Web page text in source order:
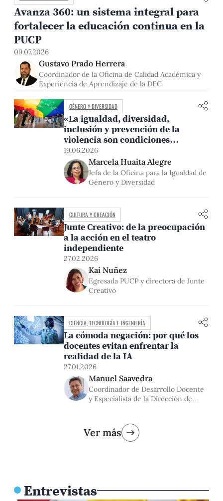
Avanza 360: un sistema integral para
fortalecer la educación continua en la
PUCP
09.07.2026
Gustavo Prado Herrera
Coordinador de la Oficina de Calidad Académica y
Experiencia de Aprendizaje de la DEC
GÉNERO Y DIVERSIDAD
«La igualdad, diversidad,
inclusión y prevención de la
violencia son condiciones
necesarias para que todas las
personas puedan aprender,
participar y desarrollarse
plenamente»
19.06.2026
Marcela Huaita Alegre
Jefa de la Oficina para la Igualdad de
Género y Diversidad
CULTURA Y CREACIÓN
Junte Creativo: de la preocupación
a la acción en el teatro
independiente
27.02.2026
Kai Nuñez
Egresada PUCP y directora de Junte
Creativo
CIENCIA, TECNOLOGÍA E INGENIERÍA
La cómoda negación: por qué los
docentes evitan enfrentar la
realidad de la IA
27.01.2026
Manuel Saavedra
Coordinador de Desarrollo Docente
y Especialista de la Dirección de
Ver más
Entrevistas